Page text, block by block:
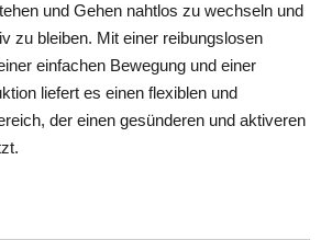
und Gehen nahtlos zu wechseln und
zu bleiben. Mit einer reibungslosen
einfachen Bewegung und einer
liefert es einen flexiblen und
der einen gesünderen und aktiveren